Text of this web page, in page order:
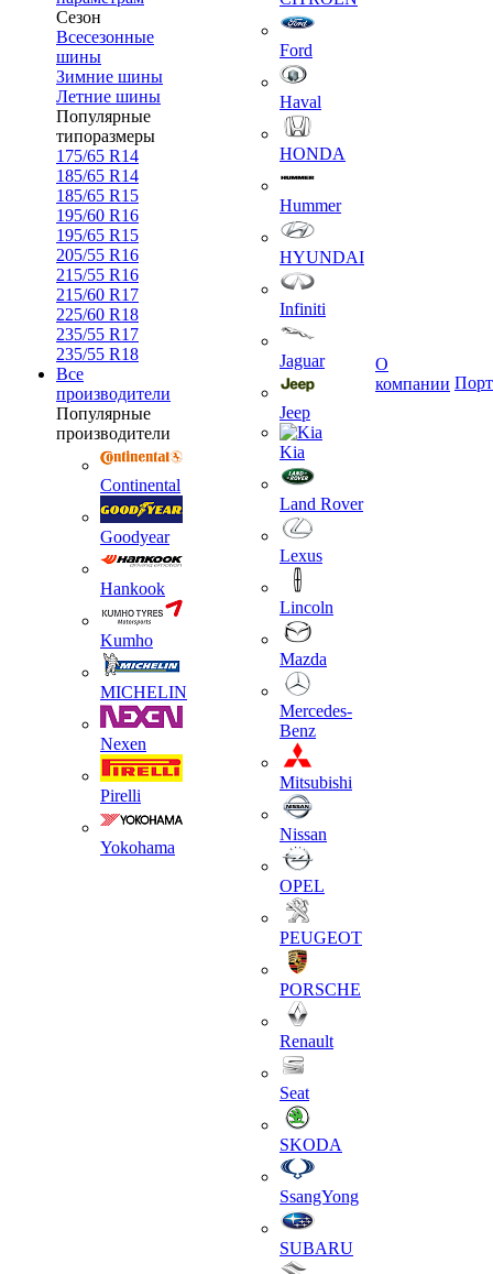
Сезон
Всесезонные
шины
Зимние шины
Летние шины
Популярные
типоразмеры
175/65 R14
185/65 R14
185/65 R15
195/60 R16
195/65 R15
205/55 R16
215/55 R16
215/60 R17
225/60 R18
235/55 R17
235/55 R18
Все
производители
Популярные
производители
Continental
Goodyear
Hankook
Kumho
MICHELIN
Nexen
Pirelli
Yokohama
Ford
Haval
HONDA
Hummer
HYUNDAI
Infiniti
Jaguar
Jeep
Kia
Land Rover
Lexus
Lincoln
Mazda
Mercedes-
Benz
Mitsubishi
Nissan
OPEL
PEUGEOT
PORSCHE
Renault
Seat
SKODA
SsangYong
SUBARU
О
компании